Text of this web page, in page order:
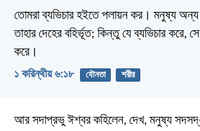
তোমরা ব্যভিচার হইতে পলায়ন কর। মনুষ্য অন্য
তাহার দেহের বহির্ভূত; কিন্তু যে ব্যভিচার করে,
করে।
১ করিন্থীয় ৬:১৮ যৌনতা শরীর
আর সদাপ্রভু ঈশ্বর কহিলেন, দেখ, মনুষ্য সদসদ্‌-